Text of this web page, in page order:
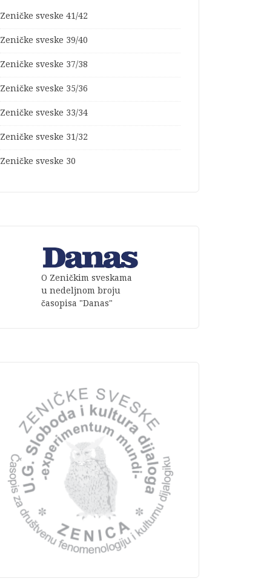
Zeničke sveske 41/42
Zeničke sveske 39/40
Zeničke sveske 37/38
Zeničke sveske 35/36
Zeničke sveske 33/34
Zeničke sveske 31/32
Zeničke sveske 30
O Zeničkim sveskama
u nedeljnom broju
časopisa "Danas"